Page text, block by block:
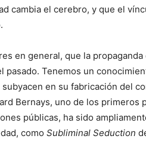
cambia el cerebro, y que el
en general, que la
pasado. Tenemos un
en su fabricación del
Bernays, uno de los primeros
públicas, ha sido
como Subliminal Seduction